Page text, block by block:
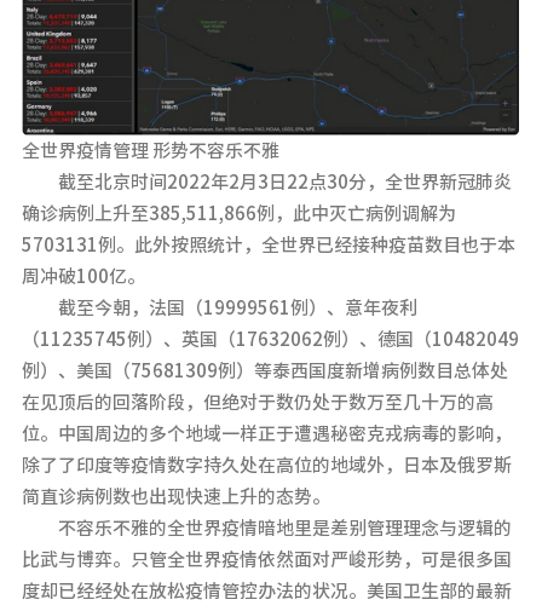
全世界疫情管理 形势不容乐不雅
截至北京时间2022年2月3日22点30分，全世界新冠肺炎
确诊病例上升至385,511,866例，此中灭亡病例调解为
5703131例。此外按照统计，全世界已经接种疫苗数目也于本
周冲破100亿。
截至今朝，法国（19999561例）、意年夜利
（11235745例）、英国（17632062例）、德国（10482049
例）、美国（75681309例）等泰西国度新增病例数目总体处
在见顶后的回落阶段，但绝对于数仍处于数万至几十万的高
位。中国周边的多个地域一样正于遭遇秘密克戎病毒的影响，
除了了印度等疫情数字持久处在高位的地域外，日本及俄罗斯
简直诊病例数也出现快速上升的态势。
不容乐不雅的全世界疫情暗地里是差别管理理念与逻辑的
比武与博弈。只管全世界疫情依然面对严峻形势，可是很多国
度却已经经处在放松疫情管控办法的状况。美国卫生部的最新